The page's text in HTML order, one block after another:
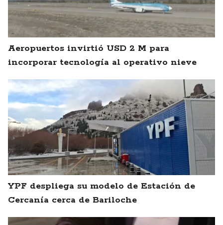
Aeropuertos invirtió USD 2 M para
incorporar tecnología al operativo nieve
YPF despliega su modelo de Estación de
Cercanía cerca de Bariloche